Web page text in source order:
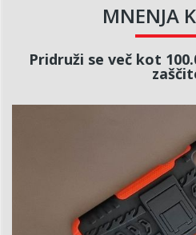
MNENJA
Pridruži se več kot